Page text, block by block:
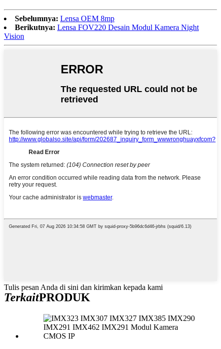
Sebelumnya: Lensa OEM 8mp
Berikutnya: Lensa FOV220 Desain Modul Kamera Night
Vision
Tulis pesan Anda di sini dan kirimkan kepada kami
TerkaitPRODUK